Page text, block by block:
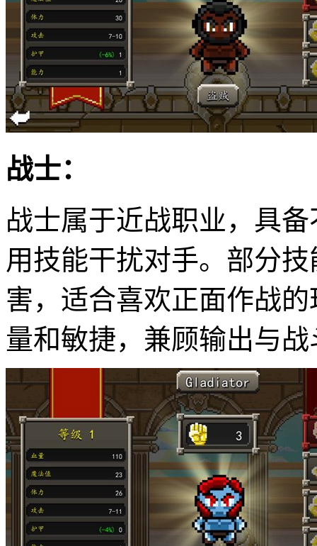
战士：
战士属于近战职业，具
用技能干扰对手。部分
害，适合喜欢正面作战
量和敏捷，兼顾输出与